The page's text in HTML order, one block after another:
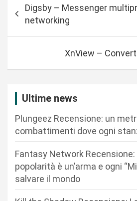
Digsby – Messenger
networking
XnView –
Ultime news
Plungeez Recensione: un
combattimenti dove ogni
Fantasy Network Recensione:
popolarità è un’arma e ogni
salvare il mondo